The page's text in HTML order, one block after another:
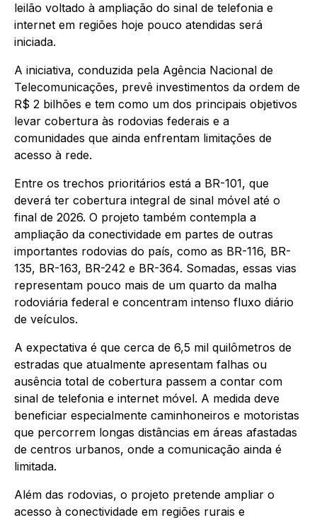
leilão voltado à ampliação do sinal de telefonia e
internet em regiões hoje pouco atendidas será
iniciada.
A iniciativa, conduzida pela Agência Nacional de
Telecomunicações, prevê investimentos da ordem de
R$ 2 bilhões e tem como um dos principais objetivos
levar cobertura às rodovias federais e a
comunidades que ainda enfrentam limitações de
acesso à rede.
Entre os trechos prioritários está a BR-101, que
deverá ter cobertura integral de sinal móvel até o
final de 2026. O projeto também contempla a
ampliação da conectividade em partes de outras
importantes rodovias do país, como as BR-116, BR-
135, BR-163, BR-242 e BR-364. Somadas, essas vias
representam pouco mais de um quarto da malha
rodoviária federal e concentram intenso fluxo diário
de veículos.
A expectativa é que cerca de 6,5 mil quilômetros de
estradas que atualmente apresentam falhas ou
ausência total de cobertura passem a contar com
sinal de telefonia e internet móvel. A medida deve
beneficiar especialmente caminhoneiros e motoristas
que percorrem longas distâncias em áreas afastadas
de centros urbanos, onde a comunicação ainda é
limitada.
Além das rodovias, o projeto pretende ampliar o
acesso à conectividade em regiões rurais e